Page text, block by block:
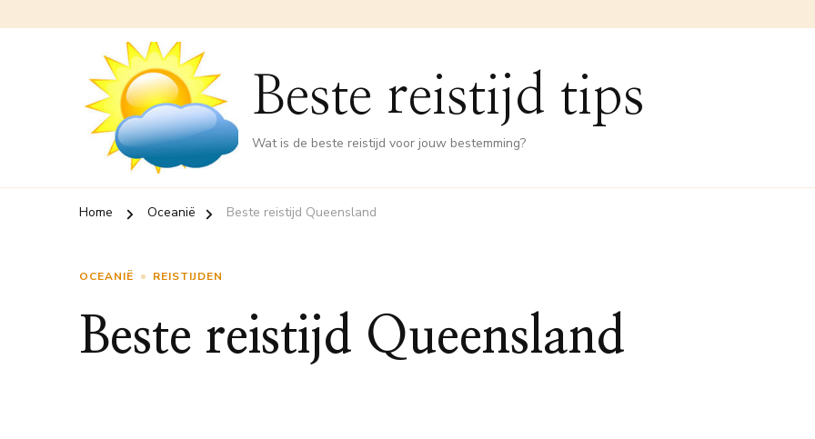
Beste reistijd tips
Wat is de beste reistijd voor jouw bestemming?
Home Oceanië Beste reistijd Queensland
OCEANIË REISTIJDEN
Beste reistijd Queensland